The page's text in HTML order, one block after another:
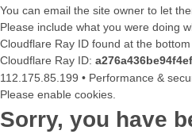
You can email the site owner to let
Please include what you were doing
Cloudflare Ray ID found at the bottom
Cloudflare Ray ID: a276a436be94f4ef
112.175.85.199 • Performance &
Please enable cookies.
Sorry, you have